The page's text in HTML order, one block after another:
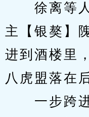
徐离等人
主【银獒】
进到酒楼里
八虎盟落在
一步跨进